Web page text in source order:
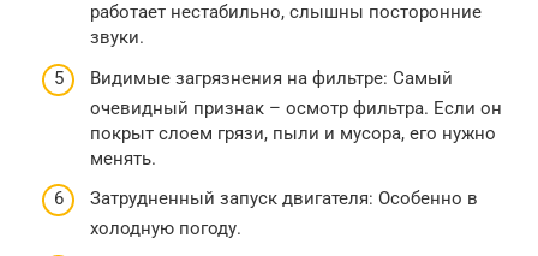
работает нестабильно, слышны посторонние
звуки.
Видимые загрязнения на фильтре: Самый
очевидный признак – осмотр фильтра. Если он
покрыт слоем грязи, пыли и мусора, его нужно
менять.
Затрудненный запуск двигателя: Особенно в
холодную погоду.